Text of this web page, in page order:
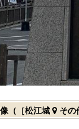
（［松江城 その